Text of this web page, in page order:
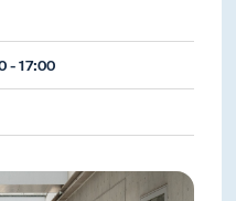
- 17:00